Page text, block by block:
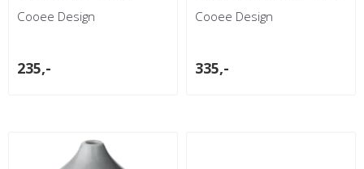
Cooee Design
235,-
Cooee Design
335,-